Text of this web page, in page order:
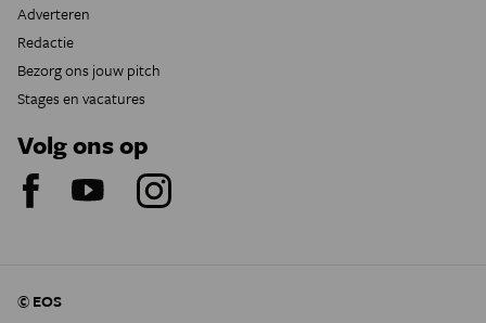
Adverteren
Redactie
Bezorg ons jouw pitch
Stages en vacatures
Volg ons op
© EOS